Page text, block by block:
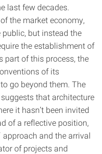
last few decades.
the market economy,
but instead the
the establishment of
part of this process, the
of its
go beyond them. The
that architecture
it hasn’t been invited
of a reflective position,
approach and the arrival
of projects and